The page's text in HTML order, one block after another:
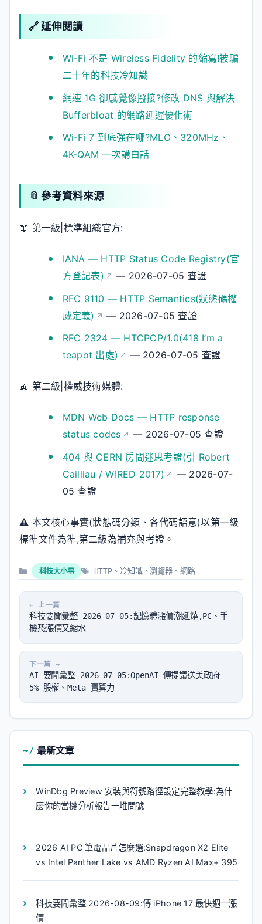
🔗 延伸閱讀
Wi-Fi 不是 Wireless Fidelity 的縮寫!被騙
二十年的科技冷知識
網速 1G 卻感覺像撥接?修改 DNS 與解決
Bufferbloat 的網路延遲優化術
Wi-Fi 7 到底強在哪?MLO、320MHz、
4K-QAM 一次講白話
📎 參考資料來源
📖 第一級|標準組織官方:
IANA — HTTP Status Code Registry(官
方登記表)
— 2026-07-05 查證
RFC 9110 — HTTP Semantics(狀態碼權
威定義)
— 2026-07-05 查證
RFC 2324 — HTCPCP/1.0(418 I’m a
teapot 出處)
— 2026-07-05 查證
📖 第二級|權威技術媒體:
MDN Web Docs — HTTP response
status codes
— 2026-07-05 查證
404 與 CERN 房間迷思考證(引 Robert
Cailliau / WIRED 2017)
— 2026-07-
05 查證
⚠️ 本文核心事實(狀態碼分類、各代碼語意)以第一級
標準文件為準,第二級為補充與考證。
分
類
科技大小事
標
籤
HTTP 、 冷知識、瀏覽器、 網路
科技要聞彙整 2026-07-05:記憶體漲價潮延燒,PC、手
機恐漲價又縮水
AI 要聞彙整 2026-07-05:OpenAI 傳提議送美政府
5% 股權、Meta 賣算力
最新文章
WinDbg Preview 安裝與符號路徑設定完整教學:為什
麼你的當機分析報告一堆問號
2026 AI PC 筆電晶片怎麼選:Snapdragon X2 Elite
vs Intel Panther Lake vs AMD Ryzen AI Max+ 395
科技要聞彙整 2026-08-09:傳 iPhone 17 最快週一漲
價